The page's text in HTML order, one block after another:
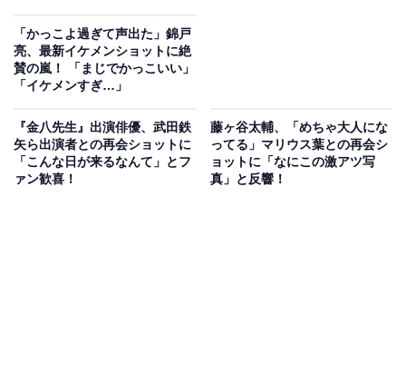
「かっこよ過ぎて声出た」錦戸
亮、最新イケメンショットに絶
賛の嵐！ 「まじでかっこいい」
「イケメンすぎ…」
『金八先生』出演俳優、武田鉄
矢ら出演者との再会ショットに
「こんな日が来るなんて」とフ
ァン歓喜！
藤ヶ谷太輔、「めちゃ大人にな
ってる」マリウス葉との再会シ
ョットに「なにこの激アツ写
真」と反響！